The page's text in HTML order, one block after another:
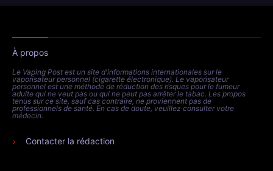
À propos
Le Vaping Post est un site d'informations internationales sur le
vaporisateur personnel (cigarette électronique). Le vaporisateur
personnel est une méthode de réduction des risques pour le fumeur
adulte qui ne veut pas ou qui ne peut pas arrêter le tabac. Les propos
tenus sur ce site, sauf cas contraire, ne proviennent pas de
professionnels de santé. En cas de doute, veuillez consulter votre
médecin.
Contacter la rédaction